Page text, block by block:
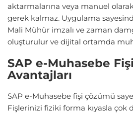
aktarmalarına veya manuel
gerek kalmaz. Uygulama
Mali Mühür imzalı ve zaman
oluşturulur ve dijital ortamda
SAP e-Muhasebe
Avantajları
SAP e-Muhasebe fişi çözümü
Fişlerinizi fiziki forma kıyasla çok